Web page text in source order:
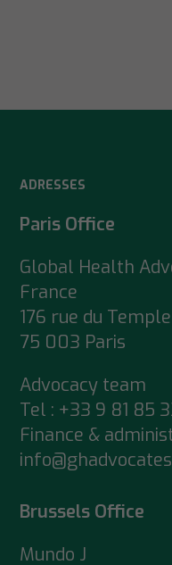
ADRESSES
Paris Office
Global Health
France
176 rue du Temple
75 003 Paris
Advocacy team
Tel : +33 9 81 85
Finance &
Brussels Office
Mundo J